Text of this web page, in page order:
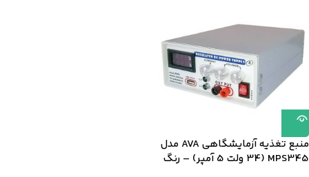
منبع تغذیه آزمایشگاهی AVA مدل
MPS345 (34 ولت 5 آمپر) – رنگ